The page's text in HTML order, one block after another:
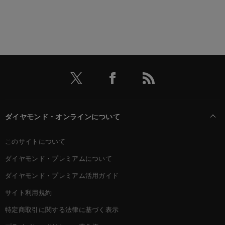
ダイヤモンド・オンラインについて
このサイトについて
ダイヤモンド・プレミアムについて
ダイヤモンド・プレミアム活用ガイド
サイト利用規約
特定商取引に関する法律に基づく表示